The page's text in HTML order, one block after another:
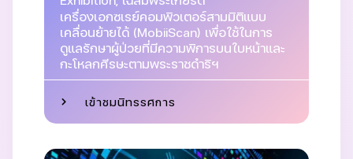
เครื่องเอกซเรย์คอมพิวเตอร์สามมิติแบบ
เคลื่อนย้ายได้ (MobiiScan) เพื่อใช้ในการ
ดูแลรักษาผู้ป่วยที่มีความพิการบนใบหน้าและ
กะโหลกศีรษะตามพระราชดำริฯ
เข้าชมนิทรรศการ